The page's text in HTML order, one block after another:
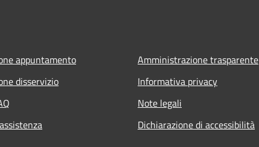
appuntamento
disservizio
Amministrazione trasparente
Informativa privacy
Note legali
Dichiarazione di accessibilità